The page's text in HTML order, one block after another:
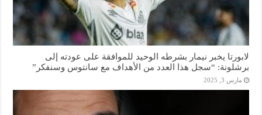
لابورتا يخبر نيمار بشرطه الوحيد للموافقة على عودته إلى
برشلونة: “سجل هذا العدد من الأهداف مع سانتوس وسنفكر”
مارس 3, 2025